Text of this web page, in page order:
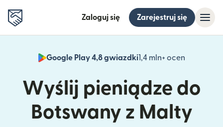
Zaloguj się Zarejestruj się
Google Play 4,8 gwiazdki1,4 mln+ ocen
(otwiera
Wyślij pieniądze do
Botswany z Malty